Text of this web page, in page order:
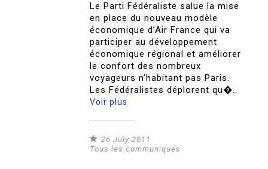
Le Parti Fédéraliste salue la mise
en place du nouveau modèle
économique d’Air France qui va
participer au développement
économique régional et améliorer
le confort des nombreux
voyageurs n’habitant pas Paris.
Les Fédéralistes déplorent qu�..
Voir plus
26 July 2011
Tous les communiqués